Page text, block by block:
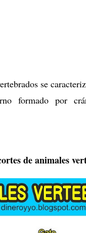
se
formado por
de animales